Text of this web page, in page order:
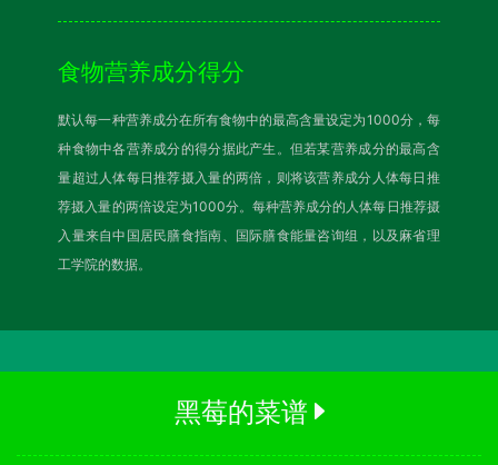
食物营养成分得分
默认每一种营养成分在所有食物中的最高含量设定为1000分，每
种食物中各营养成分的得分据此产生。但若某营养成分的最高含
量超过人体每日推荐摄入量的两倍，则将该营养成分人体每日推
荐摄入量的两倍设定为1000分。每种营养成分的人体每日推荐摄
入量来自中国居民膳食指南、国际膳食能量咨询组，以及麻省理
工学院的数据。
黑莓的菜谱